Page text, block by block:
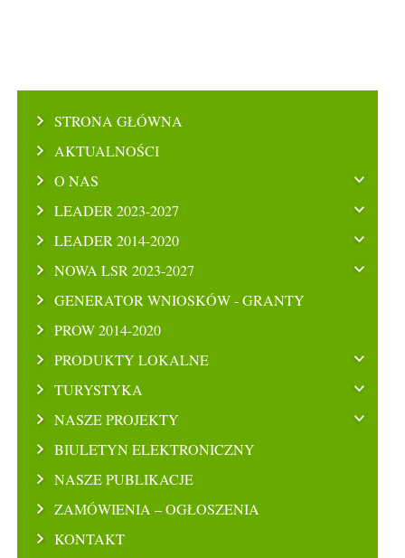
STRONA GŁÓWNA
AKTUALNOŚCI
O NAS
LEADER 2023-2027
LEADER 2014-2020
NOWA LSR 2023-2027
GENERATOR WNIOSKÓW - GRANTY
PROW 2014-2020
PRODUKTY LOKALNE
TURYSTYKA
NASZE PROJEKTY
BIULETYN ELEKTRONICZNY
NASZE PUBLIKACJE
ZAMÓWIENIA – OGŁOSZENIA
KONTAKT